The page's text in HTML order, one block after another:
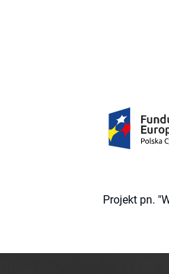
Projekt pn.